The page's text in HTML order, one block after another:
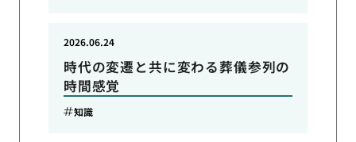
時代の変遷と共に変わる葬儀参列の
時間感覚
2026.06.24
知識